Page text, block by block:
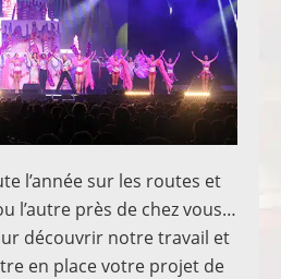
l’année sur les routes et
l’autre près de chez vous…
découvrir notre travail et
en place votre projet de